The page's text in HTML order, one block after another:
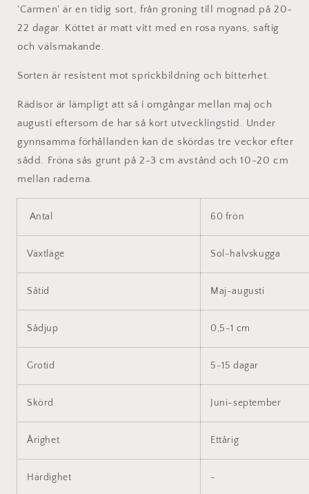
'Carmen' är en tidig sort, från groning till mognad på 20-
22 dagar. Köttet är matt vitt med en rosa nyans, saftig
och välsmakande.
Sorten är resistent mot sprickbildning och bitterhet.
Rädisor är lämpligt att så i omgångar mellan maj och
augusti eftersom de har så kort utvecklingstid. Under
gynnsamma förhållanden kan de skördas tre veckor efter
sådd. Fröna sås grunt på 2-3 cm avstånd och 10-20 cm
mellan raderna.
Antal 60 frön
Växtläge Sol-halvskugga
Såtid Maj-augusti
Sådjup 0,5-1 cm
Grotid 5-15 dagar
Skörd Juni-september
Årighet Ettårig
Härdighet -